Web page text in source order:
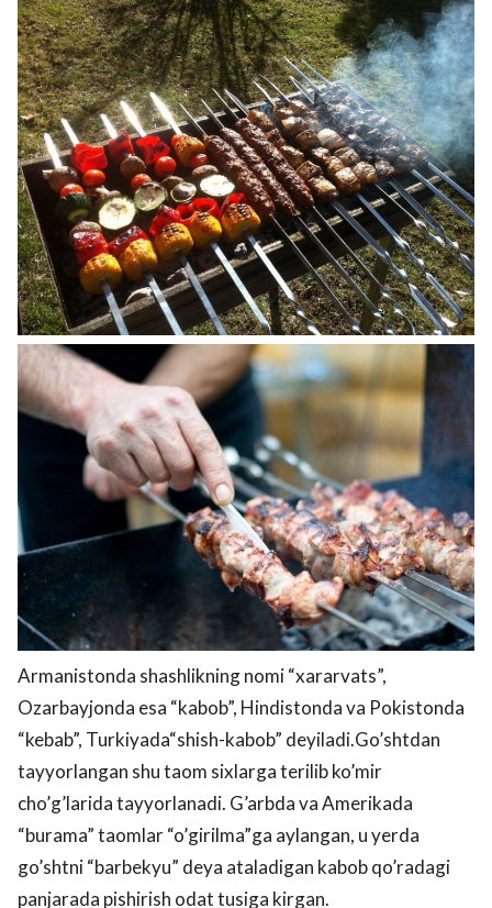
Armanistonda shashlikning nomi “xararvats”,
Ozarbayjonda esa “kabob”, Hindistonda va Pokistonda
“kebab”, Turkiyada“shish-kabob” deyiladi.Go’shtdan
tayyorlangan shu taom sixlarga terilib ko’mir
cho’g’larida tayyorlanadi. G’arbda va Amerikada
“burama” taomlar “o’girilma”ga aylangan, u yerda
go’shtni “barbekyu” deya ataladigan kabob qo’radagi
panjarada pishirish odat tusiga kirgan.